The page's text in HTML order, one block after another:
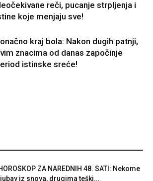
reči, pucanje strpljenja i
koje menjaju sve!
kraj bola: Nakon dugih patnji,
znacima od danas započinje
istinske sreće!
ZA NAREDNIH 48. SATI: Nekome
ljubav iz snova, drugima teški...